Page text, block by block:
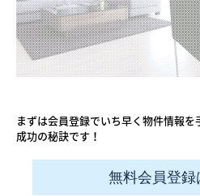
まずは会員登録でいち早く物件情報
成功の秘訣です！
無料会員登録